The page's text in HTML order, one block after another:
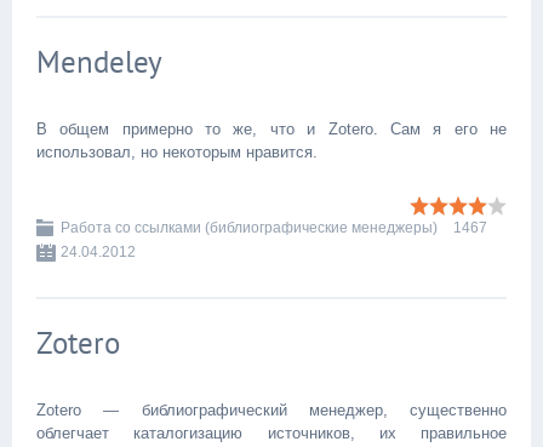
Мendeley
В общем примерно то же, что и Zotero. Сам я его не
использовал, но некоторым нравится.
Работа со ссылками (библиографические менеджеры)
1467
24.04.2012
Zotero
Zotero — библиографический менеджер, существенно
облегчает каталогизацию источников, их правильное